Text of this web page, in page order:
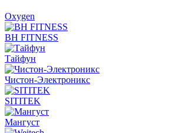
Oxygen
BH FITNESS
Тайфун
Чистон-Электроникс
SITITEK
Мангуст